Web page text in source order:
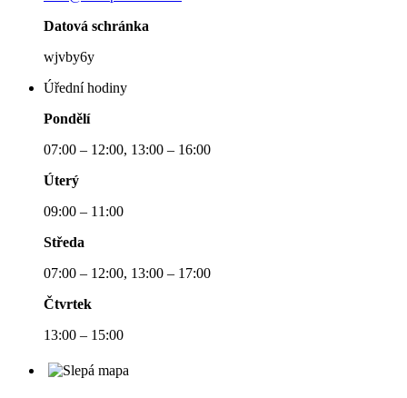
Datová schránka
wjvby6y
Úřední hodiny
Pondělí
07:00 – 12:00, 13:00 – 16:00
Úterý
09:00 – 11:00
Středa
07:00 – 12:00, 13:00 – 17:00
Čtvrtek
13:00 – 15:00